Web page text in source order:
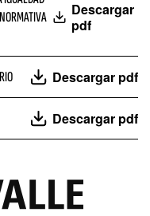
Descargar
pdf
Descargar pdf
Descargar pdf